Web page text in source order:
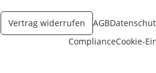
Vertrag widerrufen AGB
ComplianceCookie-